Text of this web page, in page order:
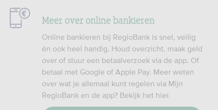
Meer over online bankieren
Online bankieren bij RegioBank is snel, veilig
én ook heel handig. Houd overzicht, maak geld
over of stuur een betaalverzoek via de app. Of
betaal met Google of Apple Pay. Meer weten
over wat je allemaal kunt regelen via Mijn
RegioBank en de app? Bekijk het hier.